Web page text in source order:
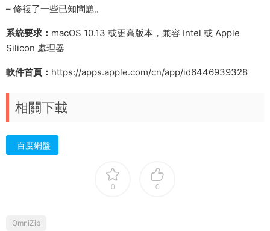
– 修複了一些已知問題。
系統要求： macOS 10.13 或更高版本，兼容 Intel 或 Apple
Silicon 處理器
軟件首頁： https://apps.apple.com/cn/app/id6446939328
相關下載
百度網盤
0 0
OmniZip